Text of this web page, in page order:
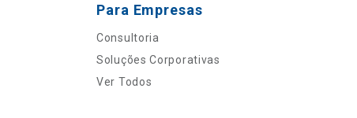
Para Empresas
Consultoria
Soluções Corporativas
Ver Todos